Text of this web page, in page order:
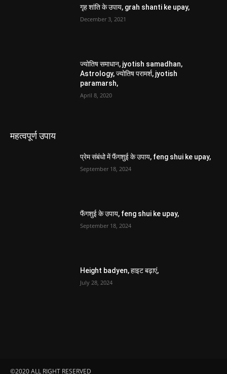
गृह शांति के उपाय, grah shanti ke upay,
December 3, 2021
ज्योतिष समाधान, jyotish samadhan,
Astrology, ज्योतिष परामर्श, jyotish
paramarsh,
April 8, 2020
महत्वपूर्ण उपाय
प्रेम संबंधो में फैंगशुई के उपाय, feng shui ke upay,
September 18, 2024
फैंगशुई के उपाय, feng shui ke upay,
September 18, 2024
Height badyen, हाइट बढ़ाएं,
July 28, 2024
©2020 ALL RIGHT RESERVED